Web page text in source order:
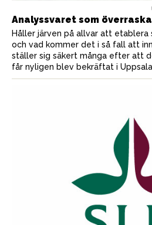
Analyssvaret som
Håller järven på allvar att
och vad kommer det i så fall att
ställer sig säkert många efter att
får nyligen blev bekräftat i